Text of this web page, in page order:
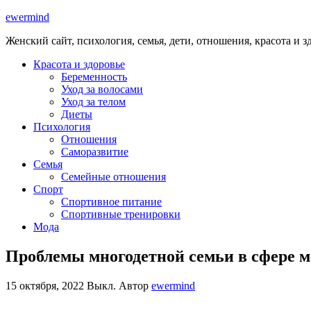
ewermind
Женский сайт, психология, семья, дети, отношения, красота и
Красота и здоровье
Беременность
Уход за волосами
Уход за телом
Диеты
Психология
Отношения
Саморазвитие
Семья
Семейные отношения
Спорт
Спортивное питание
Спортивные тренировки
Мода
Проблемы многодетной семьи в сфере
15 октября, 2022 Выкл. Автор ewermind